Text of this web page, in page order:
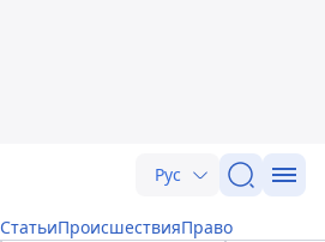
Рус
СтатьиПроисшествияПраво